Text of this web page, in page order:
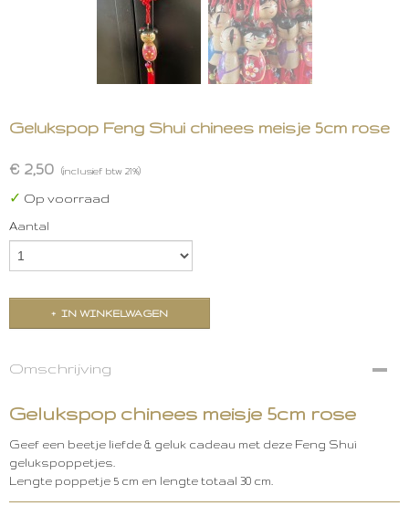
Gelukspop Feng Shui chinees meisje 5cm rose
€ 2,50 (inclusief btw 21%)
✓ Op voorraad
Aantal
IN WINKELWAGEN
Omschrijving
Gelukspop chinees meisje 5cm rose
Geef een beetje liefde & geluk cadeau met deze Feng Shui
gelukspoppetjes.
Lengte poppetje 5 cm en lengte totaal 30 cm.